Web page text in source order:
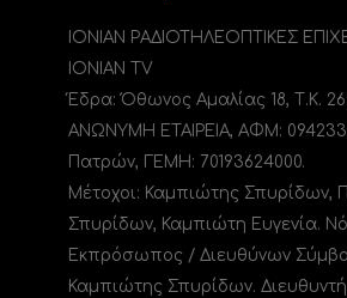
ΙΟΝΙΑΝ ΡΑΔΙΟΤΗΛΕΟΠΤΙΚΕΣ
IONIAN TV
Έδρα: Όθωνος Αμαλίας 18, Τ.Κ.
ΑΝΩΝΥΜΗ ΕΤΑΙΡΕΙΑ, ΑΦΜ:
Πατρών, ΓΕΜΗ: 70193624000.
Μέτοχοι: Καμπιώτης Σπυρίδων,
Σπυρίδων, Καμπιώτη Ευγενία.
Εκπρόσωπος / Διευθύνων
Καμπιώτης Σπυρίδων.